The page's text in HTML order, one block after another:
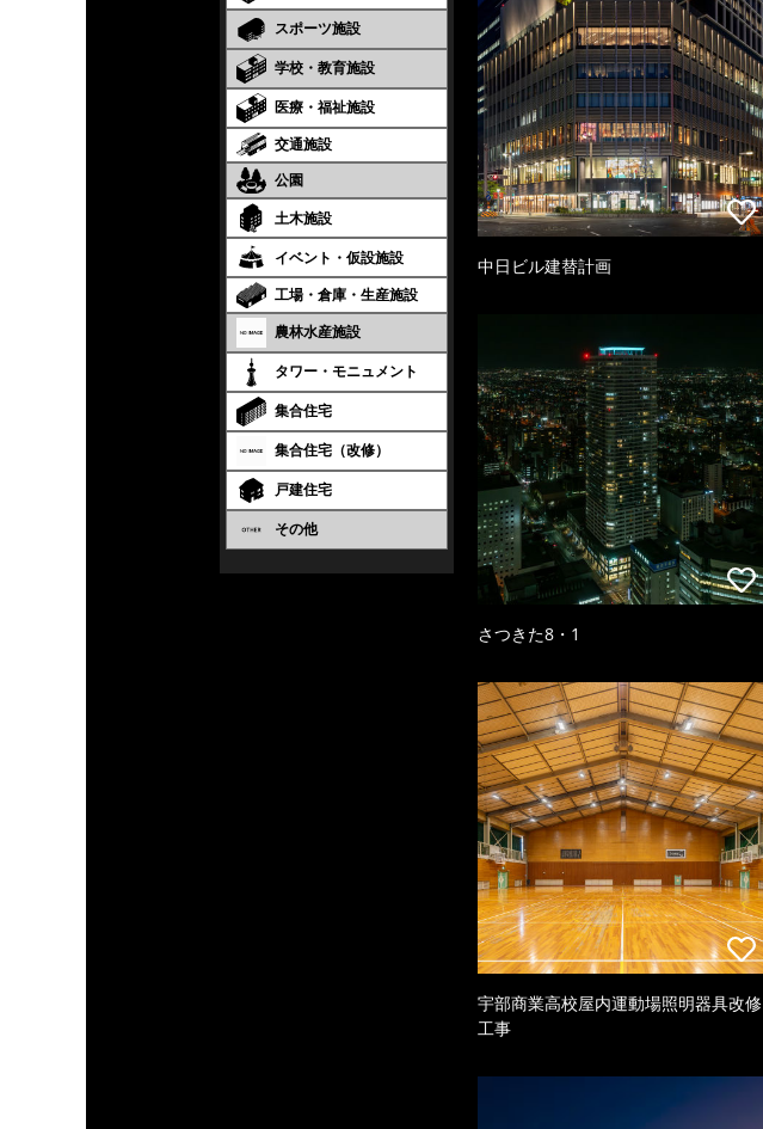
スポーツ施設
学校・教育施設
医療・福祉施設
交通施設
公園
土木施設
イベント・仮設施設
工場・倉庫・生産施設
農林水産施設
タワー・モニュメント
集合住宅
集合住宅（改修）
戸建住宅
その他
中日ビル建替計画
さつきた8・1
宇部商業高校屋内運動場照明器具改修
工事